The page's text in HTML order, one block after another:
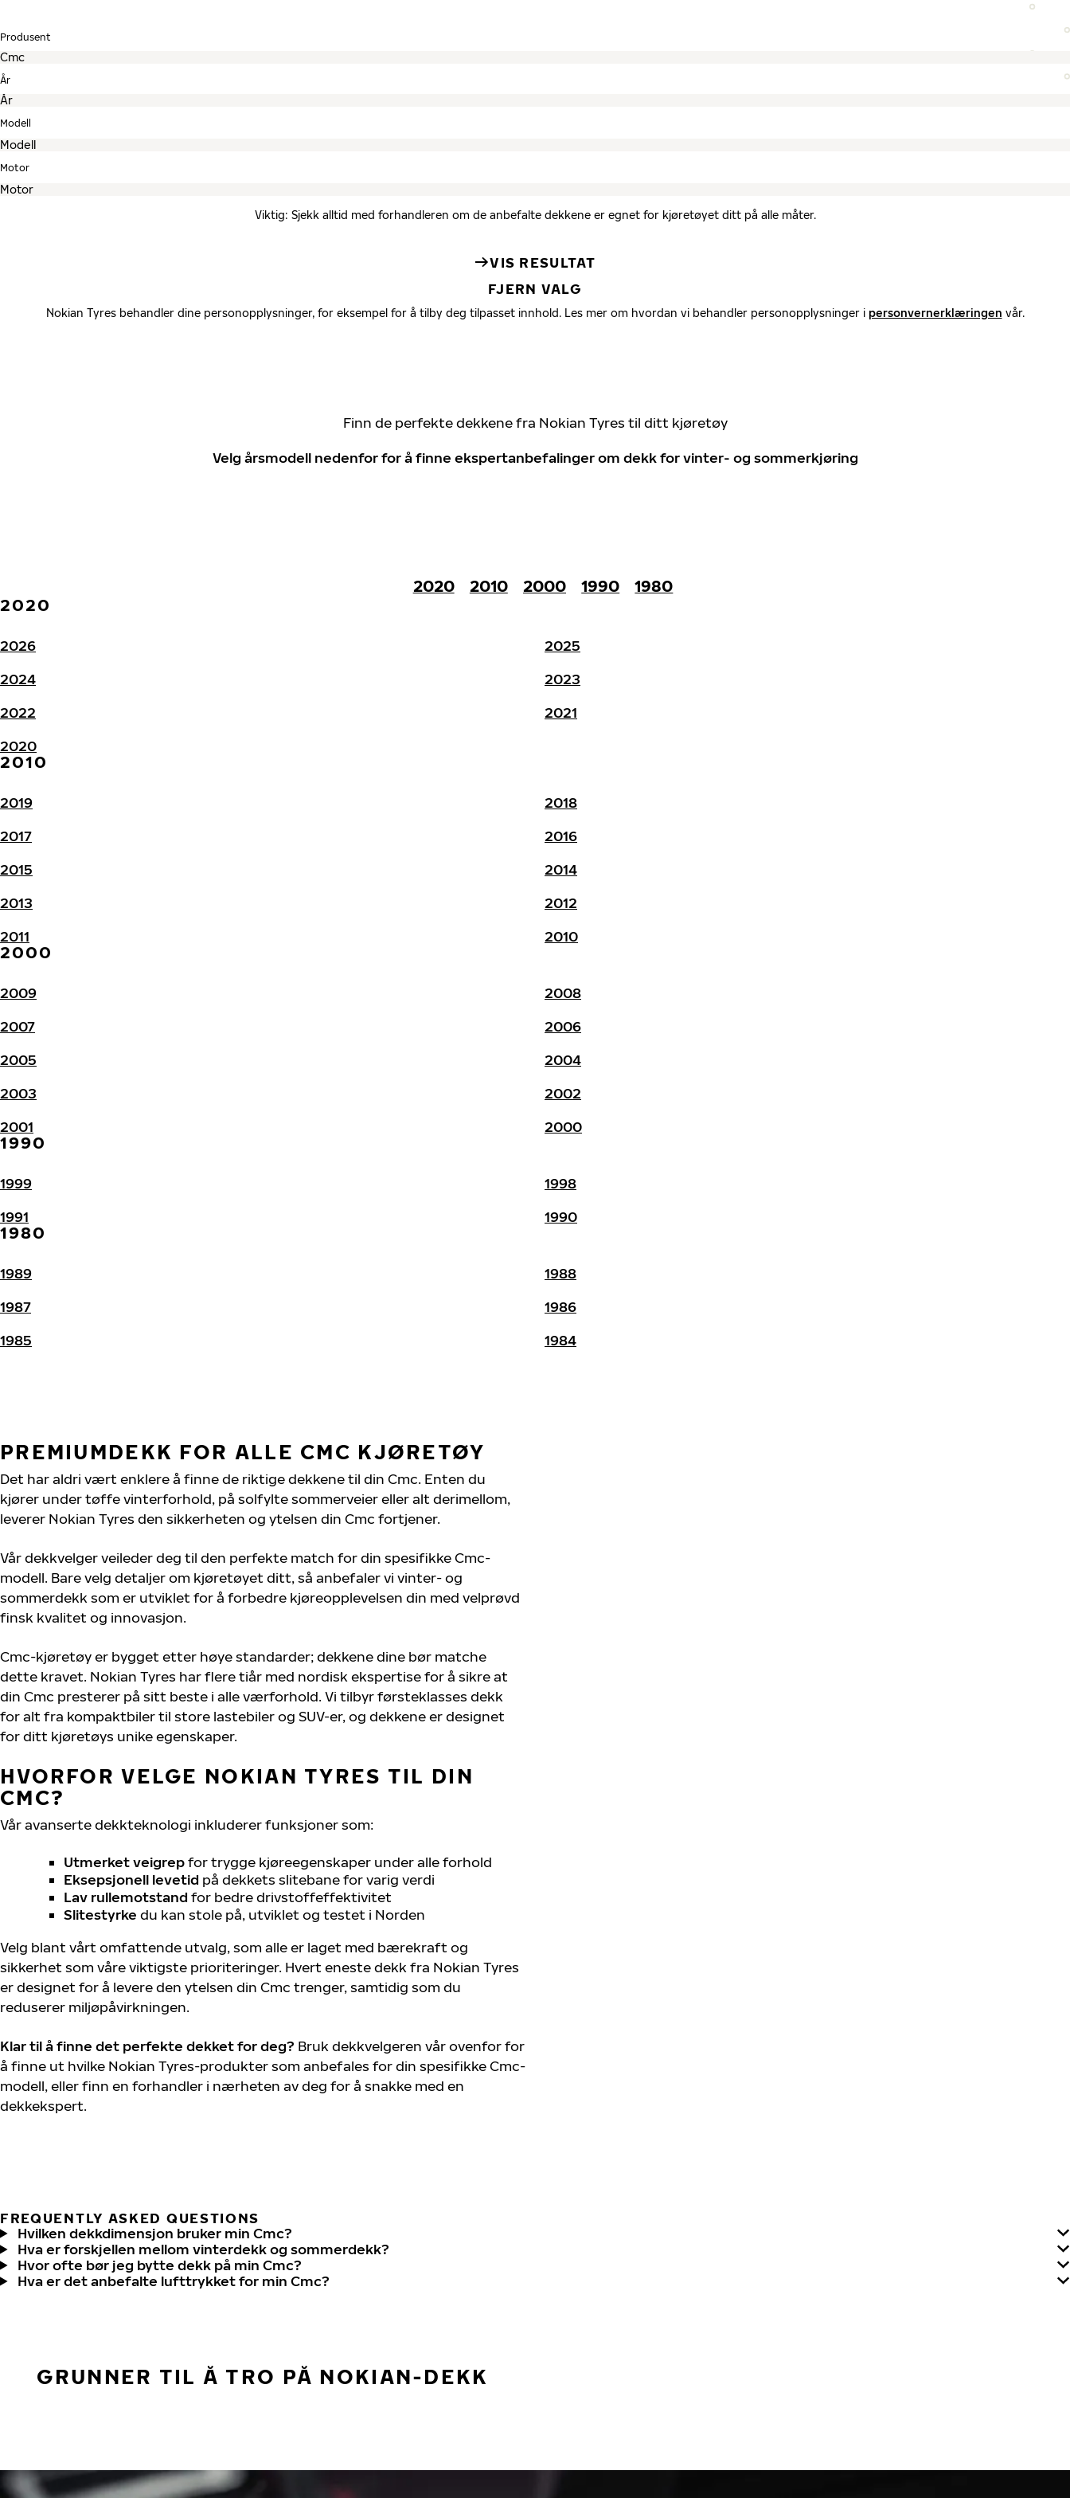
Produsent
År
Modell
Motor
Viktig: Sjekk alltid med forhandleren om de anbefalte dekkene er egnet for kjøretøyet ditt på alle måter.
VIS RESULTAT
FJERN VALG
Nokian Tyres behandler dine personopplysninger, for eksempel for å tilby deg tilpasset innhold. Les mer om hvordan vi behandler personopplysninger i personvernerklæringen vår.
Finn de perfekte dekkene fra Nokian Tyres til ditt kjøretøy
Velg årsmodell nedenfor for å finne ekspertanbefalinger om dekk for vinter- og sommerkjøring
2020 2010 2000 1990
1980
2020
2026
2025
2024
2023
2022
2021
2020
2010
2019
2018
2017
2016
2015
2014
2013
2012
2011
2010
2000
2009
2008
2007
2006
2005
2004
2003
2002
2001
2000
1990
1999
1998
1991
1990
1980
1989
1988
1987
1986
1985
1984
PREMIUMDEKK FOR ALLE CMC KJØRETØY
Det har aldri vært enklere å finne de riktige dekkene til din Cmc. Enten du
kjører under tøffe vinterforhold, på solfylte sommerveier eller alt derimellom,
leverer Nokian Tyres den sikkerheten og ytelsen din Cmc fortjener.
Vår dekkvelger veileder deg til den perfekte match for din spesifikke Cmc-
modell. Bare velg detaljer om kjøretøyet ditt, så anbefaler vi vinter- og
sommerdekk som er utviklet for å forbedre kjøreopplevelsen din med velprøvd
finsk kvalitet og innovasjon.
Cmc-kjøretøy er bygget etter høye standarder; dekkene dine bør matche
dette kravet. Nokian Tyres har flere tiår med nordisk ekspertise for å sikre at
din Cmc presterer på sitt beste i alle værforhold. Vi tilbyr førsteklasses dekk
for alt fra kompaktbiler til store lastebiler og SUV-er, og dekkene er designet
for ditt kjøretøys unike egenskaper.
HVORFOR VELGE NOKIAN TYRES TIL DIN
CMC?
Vår avanserte dekkteknologi inkluderer funksjoner som:
Utmerket veigrepfor trygge kjøreegenskaper under alle forhold
Eksepsjonell levetid på dekkets slitebane for varig verdi
Lav rullemotstand for bedre drivstoffeffektivitet
Slitestyrke du kan stole på, utviklet og testet i Norden
Velg blant vårt omfattende utvalg, som alle er laget med bærekraft og
sikkerhet som våre viktigste prioriteringer. Hvert eneste dekk fra Nokian Tyres
er designet for å levere den ytelsen din Cmc trenger, samtidig som du
reduserer miljøpåvirkningen.
Klar til å finne det perfekte dekket for deg? Bruk dekkvelgeren vår ovenfor for
å finne ut hvilke Nokian Tyres-produkter som anbefales for din spesifikke Cmc-
modell, eller finn en forhandler i nærheten av deg for å snakke med en
dekkekspert.
FREQUENTLY ASKED QUESTIONS
Hvilken dekkdimensjon bruker min Cmc?
Hva er forskjellen mellom vinterdekk og sommerdekk?
Hvor ofte bør jeg bytte dekk på min Cmc?
Hva er det anbefalte lufttrykket for min Cmc?
GRUNNER TIL Å TRO PÅ NOKIAN-DEKK